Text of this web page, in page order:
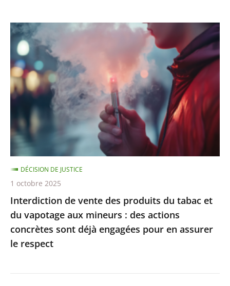
Interdiction
de
vente
des
produits
du
tabac
et
du
vapotage
aux
mineurs
:
des
actions
concrètes
Interdiction de vente des produits du tabac et
du vapotage aux mineurs : des actions
concrètes sont déjà engagées pour en assurer
le respect
DÉCISION DE JUSTICE
1 octobre 2025